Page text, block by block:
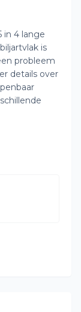
in 4 lange
is
probleem
details over